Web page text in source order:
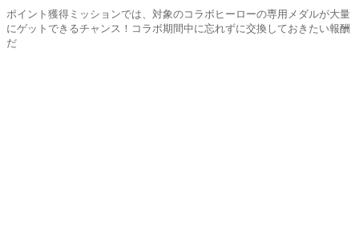
ポイント獲得ミッションでは、対象のコラボヒーローの専用メダルが大量
にゲットできるチャンス！コラボ期間中に忘れずに交換しておきたい報酬
だ